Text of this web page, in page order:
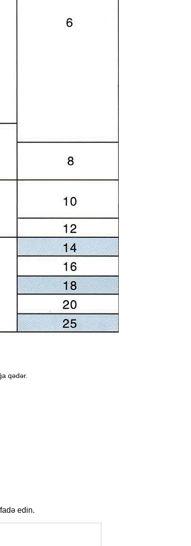
qədər.
edin.